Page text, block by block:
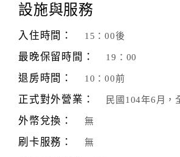
請
款
據
作
提
設施與服務
入住時間： 15：00後
最晚保留時間： 19：00
退房時間： 10：00前
正式對外營業： 民國104年6月，
外幣兌換： 無
刷卡服務： 無